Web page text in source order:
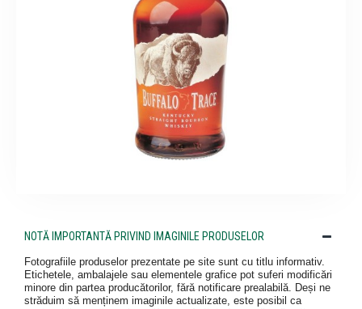
NOTĂ IMPORTANTĂ PRIVIND IMAGINILE PRODUSELOR
Fotografiile produselor prezentate pe site sunt cu titlu informativ.
Etichetele, ambalajele sau elementele grafice pot suferi modificări
minore din partea producătorilor, fără notificare prealabilă. Deși ne
străduim să menținem imaginile actualizate, este posibil ca